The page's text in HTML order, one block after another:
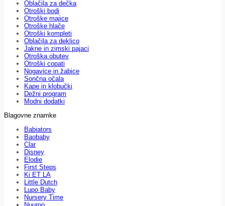
Oblačila za dečka
Otroški bodi
Otroške majice
Otroške hlače
Otroški kompleti
Oblačila za deklico
Jakne in zimski pajaci
Otroška obutev
Otroški copati
Nogavice in žabice
Sončna očala
Kape in klobučki
Dežni program
Modni dodatki
Blagovne znamke
Babiators
Baobaby
Clar
Disney
Elodie
First Steps
Ki ET LA
Little Dutch
Lupo Baby
Nursery Time